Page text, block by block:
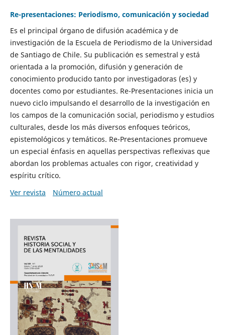
Re-presentaciones: Periodismo, comunicación y sociedad
Es el principal órgano de difusión académica y de
investigación de la Escuela de Periodismo de la Universidad
de Santiago de Chile. Su publicación es semestral y está
orientada a la promoción, difusión y generación de
conocimiento producido tanto por investigadoras (es) y
docentes como por estudiantes. Re-Presentaciones inicia un
nuevo ciclo impulsando el desarrollo de la investigación en
los campos de la comunicación social, periodismo y estudios
culturales, desde los más diversos enfoques teóricos,
epistemológicos y temáticos. Re-Presentaciones promueve
un especial énfasis en aquellas perspectivas reflexivas que
abordan los problemas actuales con rigor, creatividad y
espíritu crítico.
Ver revista
Número actual